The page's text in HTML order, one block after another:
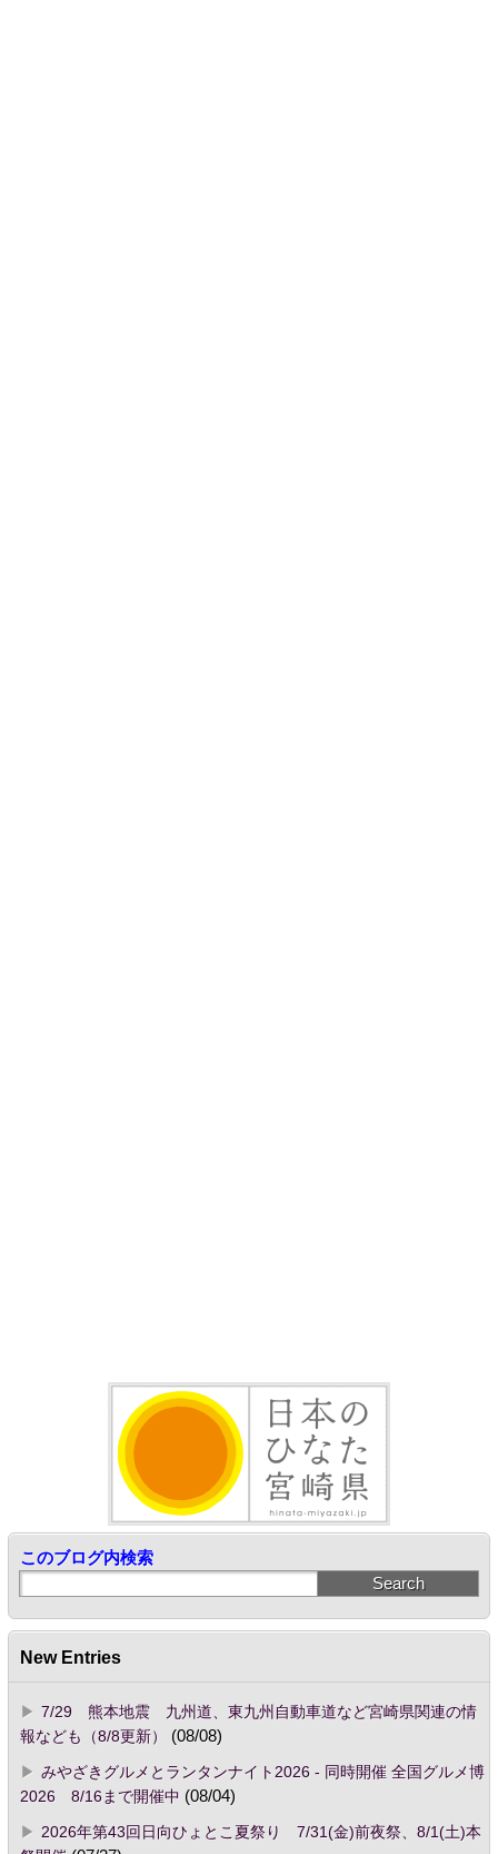
このブログ内検索
New Entries
7/29 熊本地震 九州道、東九州自動車道など宮崎県関連の情
報なども（8/8更新）
(08/08)
みやざきグルメとランタンナイト2026 - 同時開催 全国グルメ博
2026 8/16まで開催中 (08/04)
2026年第43回日向ひょとこ夏祭り 7/31(金)前夜祭、8/1(土)本